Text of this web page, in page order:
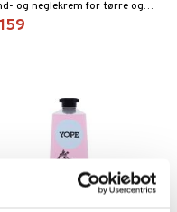
Hånd- og neglekrem for tørre og skadede hender fra Nuxe
159